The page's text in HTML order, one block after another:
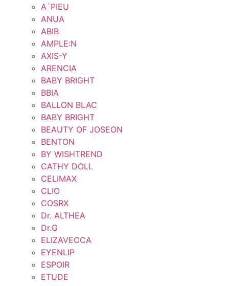
A´PIEU
ANUA
ABIB
AMPLE:N
AXIS-Y
ARENCIA
BABY BRIGHT
BBIA
BALLON BLAC
BABY BRIGHT
BEAUTY OF JOSEON
BENTON
BY WISHTREND
CATHY DOLL
CELIMAX
CLIO
COSRX
Dr. ALTHEA
Dr.G
ELIZAVECCA
EYENLIP
ESPOIR
ETUDE